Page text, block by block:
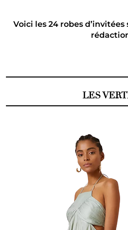
Voici les 24 robes
LES